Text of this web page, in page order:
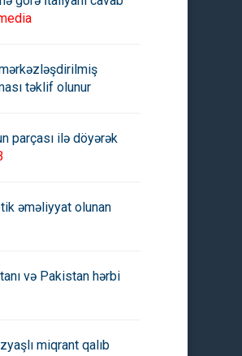
təklif olunur
parçası ilə döyərək
əməliyyat olunan
və Pakistan hərbi
miqrant qalıb